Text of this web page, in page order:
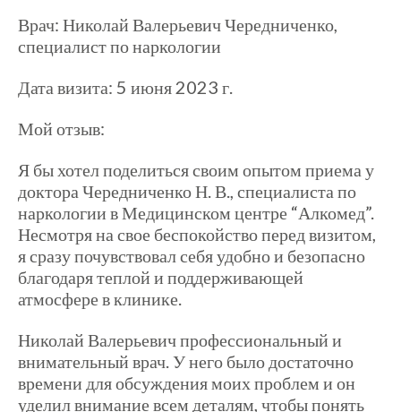
Врач: Николай Валерьевич Чередниченко,
специалист по наркологии
Дата визита: 5 июня 2023 г.
Мой отзыв:
Я бы хотел поделиться своим опытом приема у
доктора Чередниченко Н. В., специалиста по
наркологии в Медицинском центре “Алкомед”.
Несмотря на свое беспокойство перед визитом,
я сразу почувствовал себя удобно и безопасно
благодаря теплой и поддерживающей
атмосфере в клинике.
Николай Валерьевич профессиональный и
внимательный врач. У него было достаточно
времени для обсуждения моих проблем и он
уделил внимание всем деталям, чтобы понять